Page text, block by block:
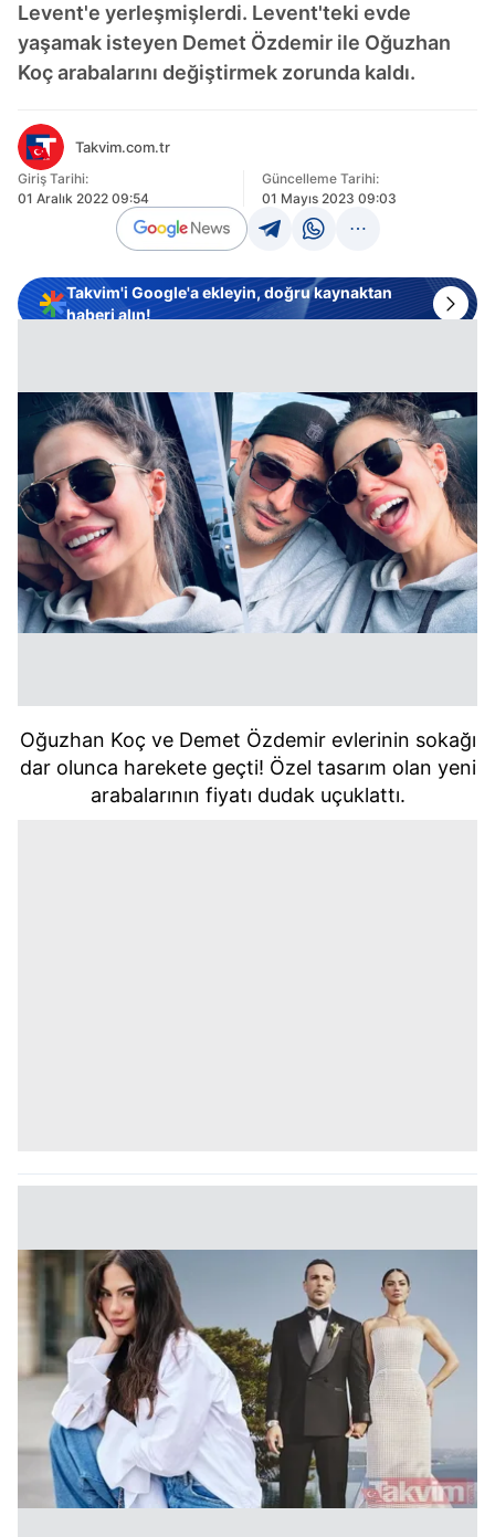
Levent'e yerleşmişlerdi. Levent'teki evde
yaşamak isteyen Demet Özdemir ile Oğuzhan
Koç arabalarını değiştirmek zorunda kaldı.
Takvim.com.tr
Giriş Tarihi:
01 Aralık 2022 09:54
Güncelleme Tarihi:
01 Mayıs 2023 09:03
Takvim'i Google'a ekleyin, doğru kaynaktan
haberi alın!
Oğuzhan Koç ve Demet Özdemir evlerinin sokağı
dar olunca harekete geçti! Özel tasarım olan yeni
arabalarının fiyatı dudak uçuklattı.